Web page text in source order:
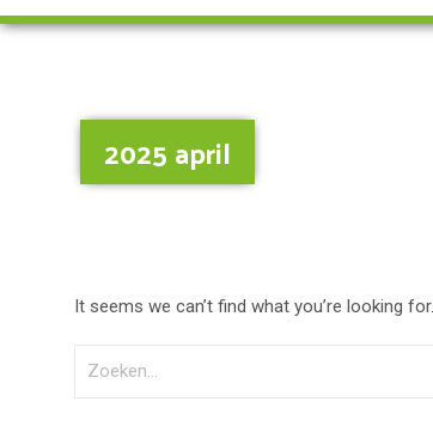
2025 april
It seems we can’t find what you’re looking